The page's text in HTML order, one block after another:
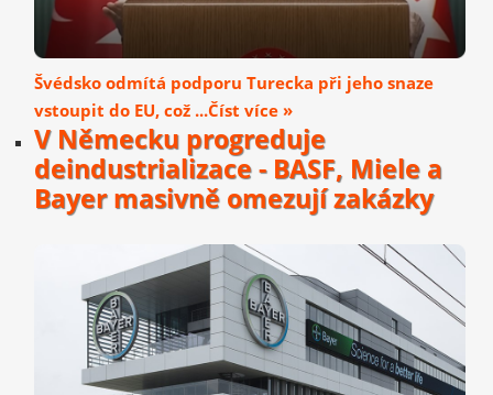
Švédsko odmítá podporu Turecka při jeho snaze
vstoupit do EU, což ...Číst více »
V Německu progreduje
deindustrializace - BASF, Miele a
Bayer masivně omezují zakázky